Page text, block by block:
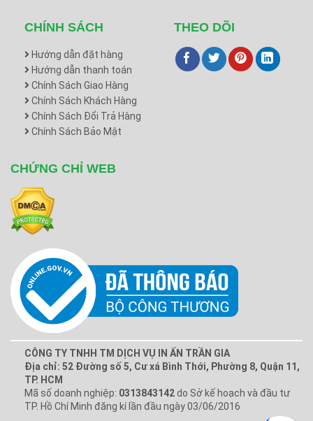
CHÍNH SÁCH
Hướng dẫn đặt hàng
Hướng dẫn thanh toán
Chính Sách Giao Hàng
Chính Sách Khách Hàng
Chính Sách Đổi Trả Hàng
Chính Sách Bảo Mật
THEO DÕI
CHỨNG CHỈ WEB
CÔNG TY TNHH TM DỊCH VỤ IN ẤN TRẦN GIA
Địa chỉ: 52 Đường số 5, Cư xá Bình Thới, Phường 8, Quận 11,
TP. HCM
Mã số doanh nghiệp: 0313843142 do Sở kế hoạch và đầu tư
TP. Hồ Chí Minh đăng kí lần đầu ngày 03/06/2016